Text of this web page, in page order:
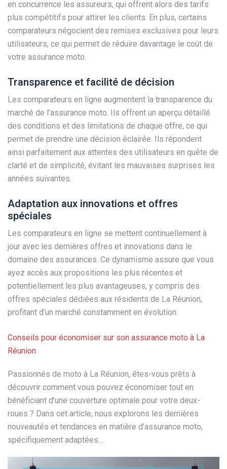
en concurrence les assureurs, qui offrent alors des tarifs
plus compétitifs pour attirer les clients. En plus, certains
comparateurs négocient des remises exclusives pour leurs
utilisateurs, ce qui permet de réduire davantage le coût de
votre assurance moto.
Transparence et facilité de décision
Les comparateurs en ligne augmentent la transparence du
marché de l’assurance moto. Ils offrent un aperçu détaillé
des conditions et des limitations de chaque offre, ce qui
permet de prendre une décision éclairée. Ils répondent
ainsi parfaitement aux attentes des utilisateurs en quête de
clarté et de simplicité, évitant les mauvaises surprises les
années suivantes.
Adaptation aux innovations et offres
spéciales
Les comparateurs en ligne se mettent continuellement à
jour avec les dernières offres et innovations dans le
domaine des assurances. Ce dynamisme assure que vous
ayez accès aux propositions les plus récentes et
potentiellement les plus avantageuses, y compris des
offres spéciales dédiées aux résidents de La Réunion,
profitant d’un marché constamment en évolution.
Conseils pour économiser sur son assurance moto à La
Réunion
Passionnés de moto à La Réunion, êtes-vous prêts à
découvrir comment vous pouvez économiser tout en
bénéficiant d’une couverture optimale pour votre deux-
roues ? Dans cet article, nous explorons les dernières
nouveautés et tendances en matière d’assurance moto,
spécifiquement adaptées…